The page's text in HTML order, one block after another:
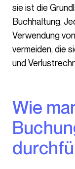
sie ist die
Buchhaltung.
Verwendung
vermeiden, die
und
Wie man eine